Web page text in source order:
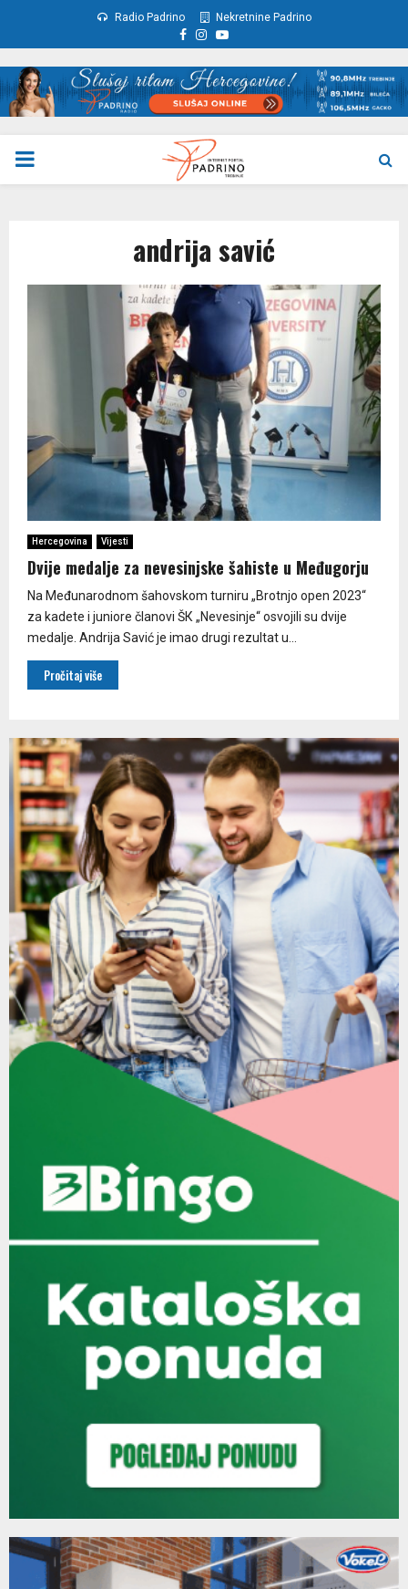
Radio Padrino Nekretnine Padrino
Facebook
Instagram
Youtube
PRIMARY
andrija savić
Hercegovina Vijesti
Dvije medalje za nevesinjske šahiste u Međugorju
Na Međunarodnom šahovskom turniru „Brotnjo open 2023“
za kadete i juniore članovi ŠК „Nevesinje“ osvojili su dvije
medalje. Andrija Savić je imao drugi rezultat u...
Pročitaj više